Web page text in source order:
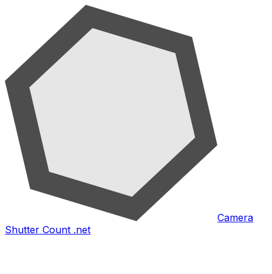
Camera
Shutter Count .net